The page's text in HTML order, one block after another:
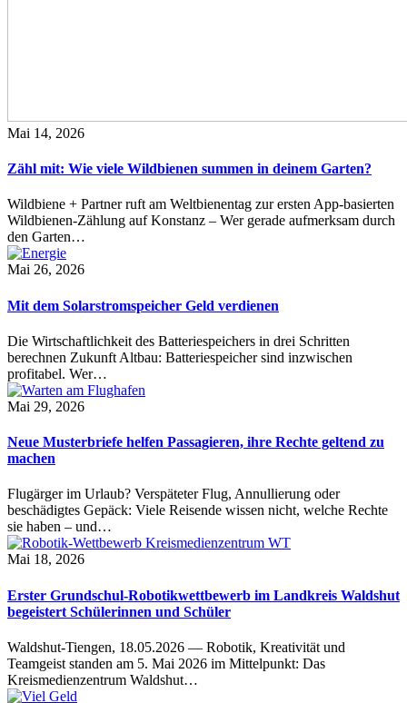
Mai 14, 2026
Zähl mit: Wie viele Wildbienen summen in deinem Garten?
Wildbiene + Partner ruft am Weltbienentag zur ersten App-basierten
Wildbienen-Zählung auf Konstanz – Wer gerade aufmerksam durch
den Garten…
Mai 26, 2026
Mit dem Solarstromspeicher Geld verdienen
Die Wirtschaftlichkeit des Batteriespeichers in drei Schritten
berechnen Zukunft Altbau: Batteriespeicher sind inzwischen
profitabel. Wer…
Mai 29, 2026
Neue Musterbriefe helfen Passagieren, ihre Rechte geltend zu
machen
Flugärger im Urlaub? Verspäteter Flug, Annullierung oder
beschädigtes Gepäck: Viele Reisende wissen nicht, welche Rechte
sie haben – und…
Mai 18, 2026
Erster Grundschul-Robotikwettbewerb im Landkreis Waldshut
begeistert Schülerinnen und Schüler
Waldshut-Tiengen, 18.05.2026 — Robotik, Kreativität und
Teamgeist standen am 5. Mai 2026 im Mittelpunkt: Das
Kreismedienzentrum Waldshut…